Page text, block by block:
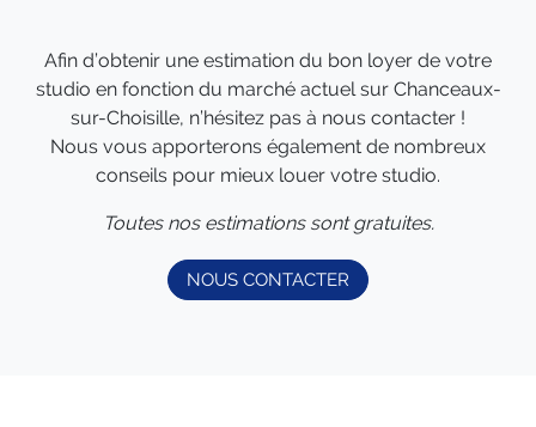
Afin d’obtenir une estimation du bon loyer de votre
studio en fonction du marché actuel sur Chanceaux-
sur-Choisille, n’hésitez pas à nous contacter !
Nous vous apporterons également de nombreux
conseils pour mieux louer votre studio.
Toutes nos estimations sont gratuites.
NOUS CONTACTER